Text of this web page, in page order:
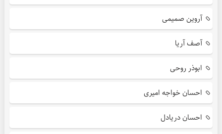
آروین صمیمی
آصف آریا
ابوذر روحی
احسان خواجه امیری
احسان دریادل